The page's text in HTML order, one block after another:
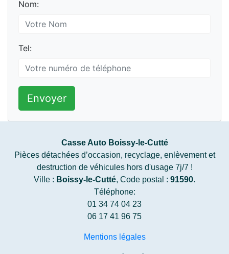
Nom:
Tel:
Envoyer
Casse Auto Boissy-le-Cutté
Pièces détachées d’occasion, recyclage, enlèvement et
destruction de véhicules hors d'usage 7j/7 !
Ville : Boissy-le-Cutté, Code postal : 91590.
Téléphone:
01 34 74 04 23
06 17 41 96 75
Mentions légales